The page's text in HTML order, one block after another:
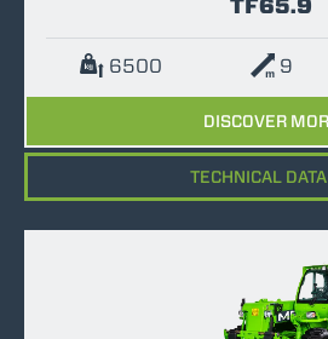
TF65.9
6500 9
DISCOVER
TECHNICAL DATA